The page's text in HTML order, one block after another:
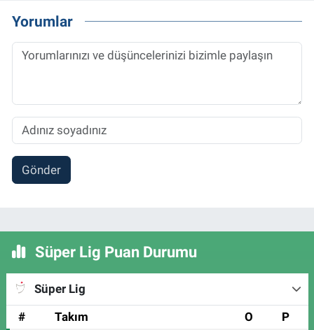
Yorumlar
Gönder
Süper Lig Puan Durumu
Süper Lig
#
Takım O P